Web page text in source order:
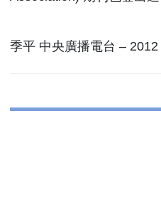
季平 中央廣播電台 –